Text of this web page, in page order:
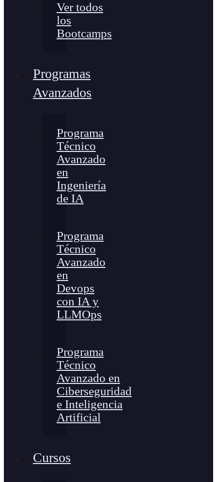
Ver todos
los
Bootcamps
Programas
Avanzados
Programa
Técnico
Avanzado
en
Ingeniería
de IA
Programa
Técnico
Avanzado
en
Devops
con IA y
LLMOps
Programa
Técnico
Avanzado en
Ciberseguridad
e Inteligencia
Artificial
Cursos